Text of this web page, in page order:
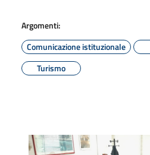
Argomenti:
Comunicazione istituzionale
Turismo